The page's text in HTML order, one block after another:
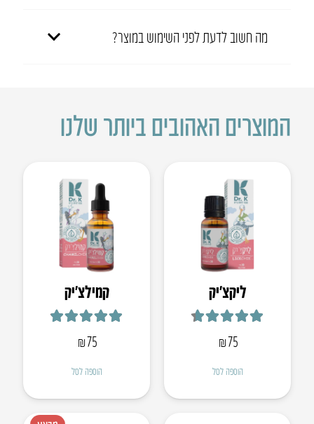
מה חשוב לדעת לפני השימוש במוצר?
המוצרים האהובים ביותר שלנו
ליקצ’יק
4.67
₪75
הוספה לסל
קמילצ’יק
4.88
₪75
הוספה לסל